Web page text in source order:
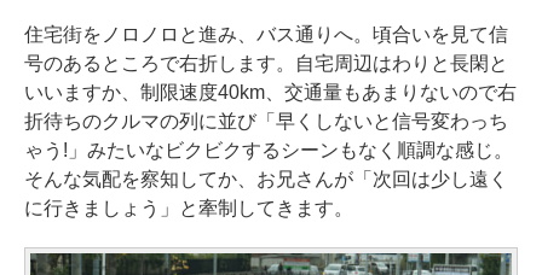
住宅街をノロノロと進み、バス通りへ。頃合いを見て信
号のあるところで右折します。自宅周辺はわりと長閑と
いいますか、制限速度40km、交通量もあまりないので右
折待ちのクルマの列に並び「早くしないと信号変わっち
ゃう!」みたいなビクビクするシーンもなく順調な感じ。
そんな気配を察知してか、お兄さんが「次回は少し遠く
に行きましょう」と牽制してきます。